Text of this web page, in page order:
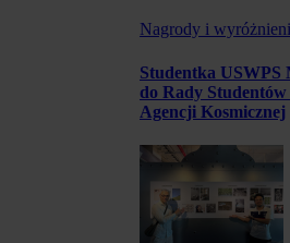
Nagrody i
Studentka USWPS
do Rady
Agencji Kosmicznej